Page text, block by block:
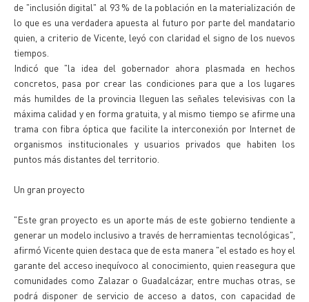
de "inclusión digital" al 93 % de la población en la materialización de
lo que es una verdadera apuesta al futuro por parte del mandatario
quien, a criterio de Vicente, leyó con claridad el signo de los nuevos
tiempos.
Indicó que "la idea del gobernador ahora plasmada en hechos
concretos, pasa por crear las condiciones para que a los lugares
más humildes de la provincia lleguen las señales televisivas con la
máxima calidad y en forma gratuita, y al mismo tiempo se afirme una
trama con fibra óptica que facilite la interconexión por Internet de
organismos institucionales y usuarios privados que habiten los
puntos más distantes del territorio.
Un gran proyecto
"Este gran proyecto es un aporte más de este gobierno tendiente a
generar un modelo inclusivo a través de herramientas tecnológicas",
afirmó Vicente quien destaca que de esta manera "el estado es hoy el
garante del acceso inequívoco al conocimiento, quien reasegura que
comunidades como Zalazar o Guadalcázar, entre muchas otras, se
podrá disponer de servicio de acceso a datos, con capacidad de